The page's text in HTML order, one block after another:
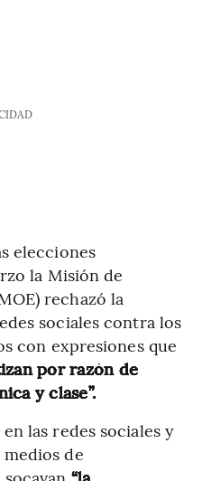
elecciones
la Misión de
rechazó la
sociales contra los
con expresiones que
por razón de
y clase”.
las redes sociales y
de